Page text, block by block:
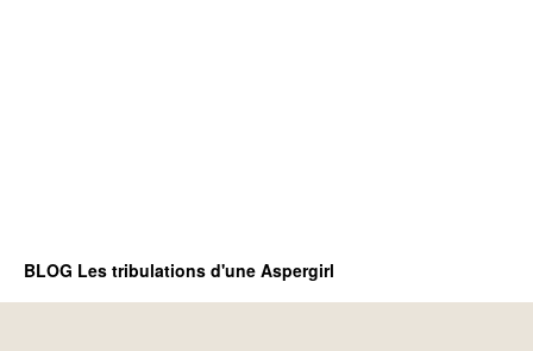
BLOG Les tribulations d'une Aspergirl